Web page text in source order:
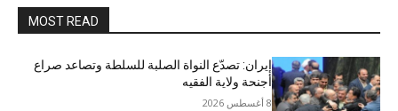
MOST READ
إيران: تصدّع النواة الصلبة للسلطة وتصاعد صراع
أجنحة ولاية الفقيه
8 أغسطس 2026